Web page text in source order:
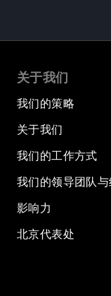
关于我们
我们的策略
关于我们
我们的工作方式
我们的领导团队
影响力
北京代表处